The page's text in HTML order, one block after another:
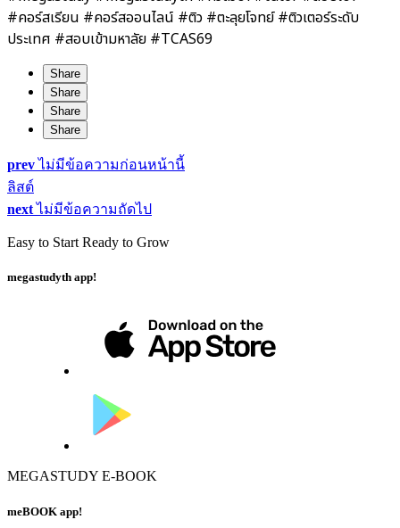
#คอร์สเรียน #คอร์สออนไลน์ #ติว #ตะลุยโจทย์ #ติวเตอร์ระดับ
ประเทศ #สอบเข้ามหาลัย #TCAS69
Share
Share
Share
Share
prev ไม่มีข้อความก่อนหน้านี้
ลิสต์
next ไม่มีข้อความถัดไป
Easy to Start Ready to Grow
megastudyth app!
MEGASTUDY E-BOOK
meBOOK app!